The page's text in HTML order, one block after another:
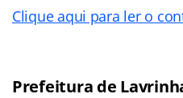
Clique aqui para ler o
Prefeitura de